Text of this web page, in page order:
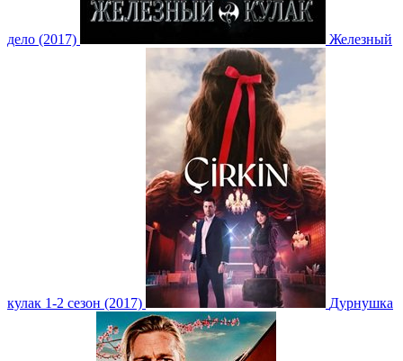
дело (2017) Железный
кулак 1-2 сезон (2017) Дурнушка